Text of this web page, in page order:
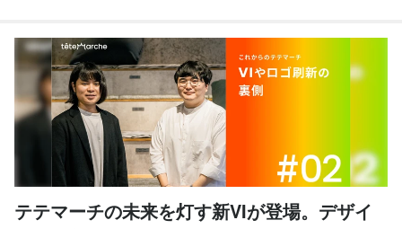
テテマーチの未来を灯す新VIが登場。デザイ